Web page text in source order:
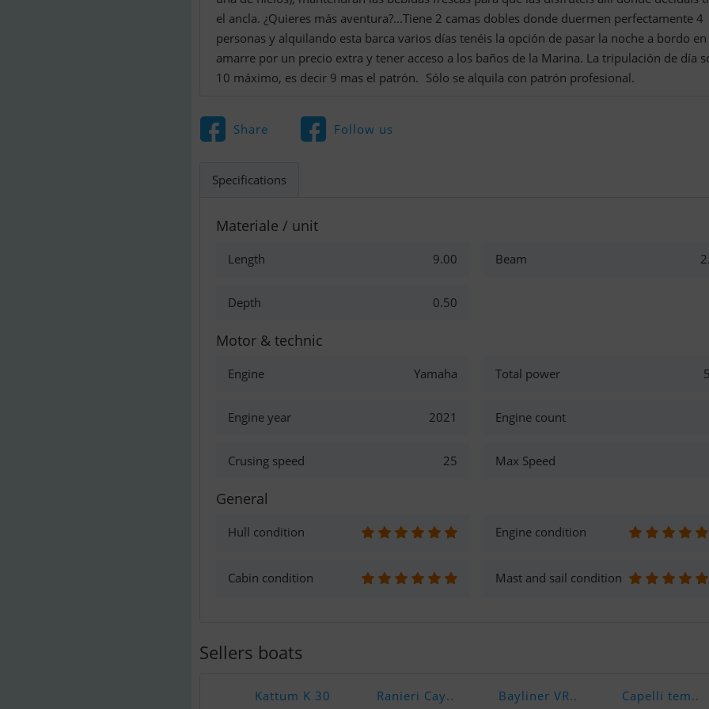
el ancla. ¿Quieres más aventura?...Tiene 2 camas dobles donde duermen perfectamente 4
personas y alquilando esta barca varios días tenéis la opción de pasar la noche a bordo en
amarre por un precio extra y tener acceso a los baños de la Marina. La tripulación de día
10 máximo, es decir 9 mas el patrón. Sólo se alquila con patrón profesional.
Share Follow us
Specifications
Materiale / unit
Length 9.00 Beam
Depth 0.50
Motor & technic
Engine Yamaha Total power
Engine year 2021 Engine count
Crusing speed 25 Max Speed
General
Hull condition Engine condition
Cabin condition Mast and sail condition
Sellers boats
Kattum K 30 Ranieri Cay.. Bayliner VR.. Capelli tem..